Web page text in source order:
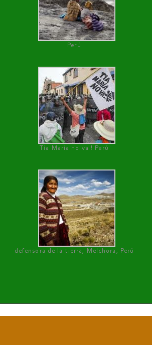
Perú
Tía María no va ! Perú
defensora de la tierra, Melchora, Perú